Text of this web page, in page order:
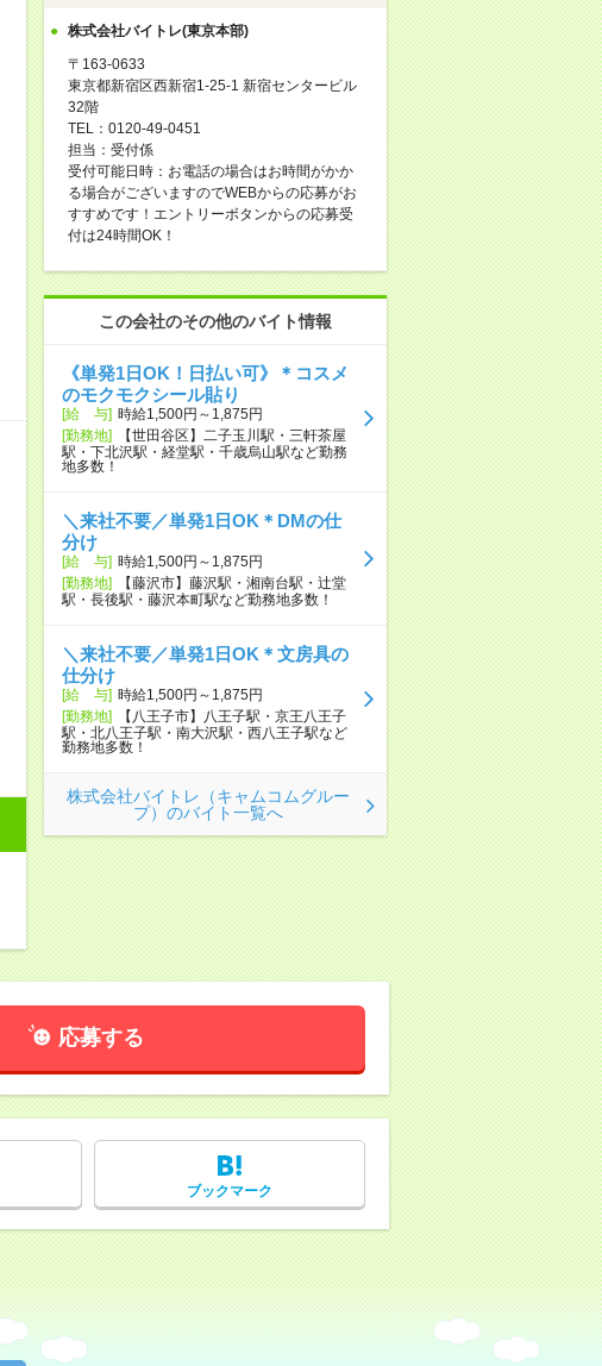
株式会社バイトレ(東京本部)
〒163-0633
東京都新宿区西新宿1-25-1 新宿センタービル
32階
TEL：0120-49-0451
担当：受付係
受付可能日時：お電話の場合はお時間がかか
る場合がございますのでWEBからの応募がお
すすめです！エントリーボタンからの応募受
付は24時間OK！
この会社のその他のバイト情報
《単発1日OK！日払い可》＊コスメ
のモクモクシール貼り
[給 与] 時給1,500円～1,875円
[勤務地]
【世田谷区】二子玉川駅・三軒茶屋
駅・下北沢駅・経堂駅・千歳烏山駅など勤務
地多数！
＼来社不要／単発1日OK＊DMの仕
分け
[給 与] 時給1,500円～1,875円
[勤務地]
【藤沢市】藤沢駅・湘南台駅・辻堂
駅・長後駅・藤沢本町駅など勤務地多数！
＼来社不要／単発1日OK＊文房具の
仕分け
[給 与] 時給1,500円～1,875円
[勤務地]
【八王子市】八王子駅・京王八王子
駅・北八王子駅・南大沢駅・西八王子駅など
勤務地多数！
株式会社バイトレ（キャムコムグルー
プ）のバイト一覧へ
応募する
ブックマーク